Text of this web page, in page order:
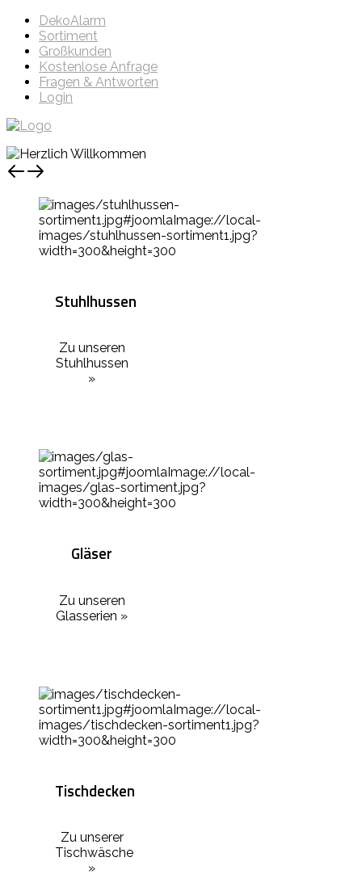
DekoAlarm
Sortiment
Großkunden
Kostenlose Anfrage
Fragen & Antworten
Login
Stuhlhussen
Zu unseren
Stuhlhussen
»
Gläser
Zu unseren
Glasserien »
Tischdecken
Zu unserer
Tischwäsche
»